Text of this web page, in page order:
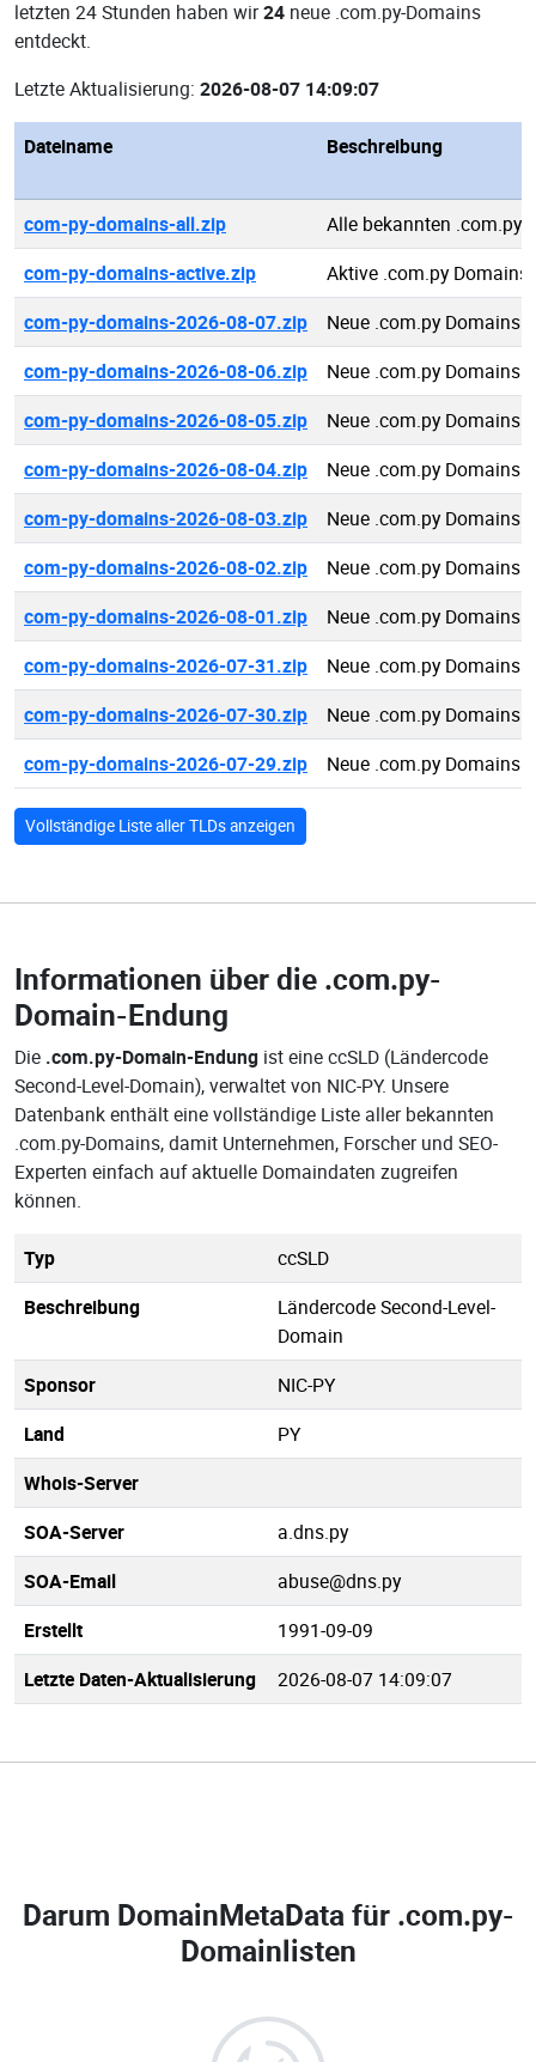
letzten 24 Stunden haben wir24 neue .com.py-Domains
entdeckt.
Letzte Aktualisierung: 2026-08-07 14:09:07
Dateiname Beschreibung
com-py-domains-all.zip
Alle bekannten .com.py
com-py-domains-active.zip
Aktive .com.py Domains
com-py-domains-2026-08-07.zip
Neue .com.py Domains
com-py-domains-2026-08-06.zip
Neue .com.py Domains
com-py-domains-2026-08-05.zip
Neue .com.py Domains
com-py-domains-2026-08-04.zip
Neue .com.py Domains
com-py-domains-2026-08-03.zip
Neue .com.py Domains
com-py-domains-2026-08-02.zip
Neue .com.py Domains
com-py-domains-2026-08-01.zip
Neue .com.py Domains
com-py-domains-2026-07-31.zip
Neue .com.py Domains
com-py-domains-2026-07-30.zip
Neue .com.py Domains
com-py-domains-2026-07-29.zip
Neue .com.py Domains
Vollständige Liste aller TLDs anzeigen
Informationen über die .com.py-
Domain-Endung
Die .com.py-Domain-Endung ist eine ccSLD (Ländercode
Second-Level-Domain), verwaltet von NIC-PY. Unsere
Datenbank enthält eine vollständige Liste aller bekannten
.com.py-Domains, damit Unternehmen, Forscher und SEO-
Experten einfach auf aktuelle Domaindaten zugreifen
können.
Typ
ccSLD
Beschreibung
Ländercode Second-Level-
Domain
Sponsor
NIC-PY
Land
PY
Whois-Server
SOA-Server
a.dns.py
SOA-Email
abuse@dns.py
Erstellt
1991-09-09
Letzte Daten-Aktualisierung
2026-08-07 14:09:07
Darum DomainMetaData für .com.py-
Domainlisten